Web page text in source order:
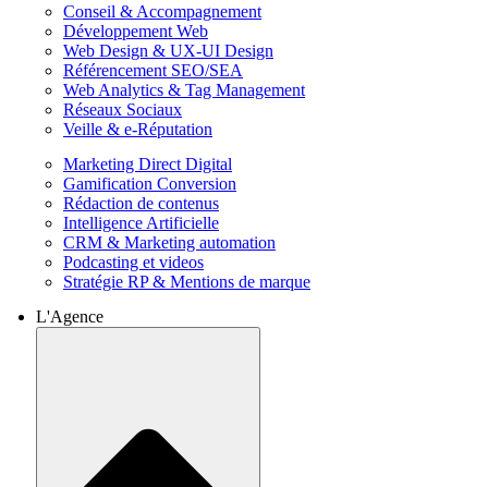
Conseil & Accompagnement
Développement Web
Web Design & UX-UI Design
Référencement SEO/SEA
Web Analytics & Tag Management
Réseaux Sociaux
Veille & e-Réputation
Marketing Direct Digital
Gamification Conversion
Rédaction de contenus
Intelligence Artificielle
CRM & Marketing automation
Podcasting et videos
Stratégie RP & Mentions de marque
L'Agence